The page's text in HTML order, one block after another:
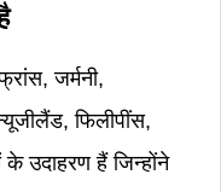
जर्मनी,
फिलीपींस,
उदाहरण हैं जिन्होंने